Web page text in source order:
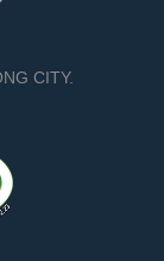
CITY.